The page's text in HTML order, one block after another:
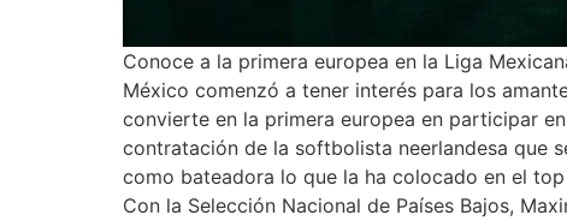
Conoce a la primera europea en la Liga
México comenzó a tener interés para los
convierte en la primera europea en participar
contratación de la softbolista neerlandesa que
como bateadora lo que la ha colocado en el
Con la Selección Nacional de Países Bajos,